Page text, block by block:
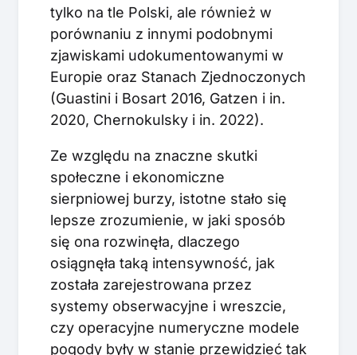
tylko na tle Polski, ale również w
porównaniu z innymi podobnymi
zjawiskami udokumentowanymi w
Europie oraz Stanach Zjednoczonych
(Guastini i Bosart 2016, Gatzen i in.
2020, Chernokulsky i in. 2022).
Ze względu na znaczne skutki
społeczne i ekonomiczne
sierpniowej burzy, istotne stało się
lepsze zrozumienie, w jaki sposób
się ona rozwinęła, dlaczego
osiągnęła taką intensywność, jak
została zarejestrowana przez
systemy obserwacyjne i wreszcie,
czy operacyjne numeryczne modele
pogody były w stanie przewidzieć tak